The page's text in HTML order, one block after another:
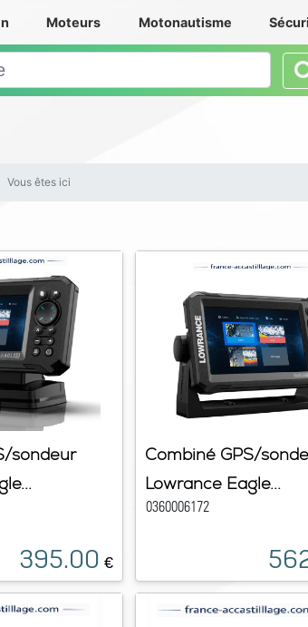
Moteurs Motonautisme
Vous êtes ici
sondeur
395.00 €
Combiné GPS/
Lowrance Eagle...
0360006172